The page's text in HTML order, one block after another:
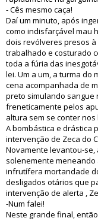
- Cês mesmo caça!
Daí um minuto, após
como indisfarçável mau
dois revólveres presos
trabalhado e costurado
toda a fúria das
lei. Um a um, a turma do
cena acompanhada de
preto simulando sangue
freneticamente pelos
altura sem se conter
A bombástica e drástica
intervenção de Zeca do
Novamente levantou-
solenemente
infrutífera mortandade
desligados otários que
intervenção de alerta ,
-Num falei!
Neste grande final,